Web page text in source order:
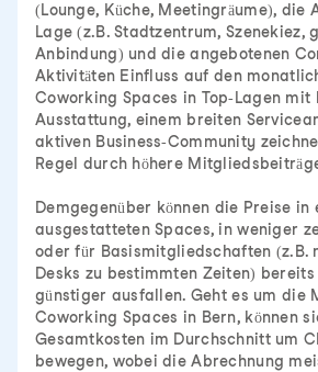
(Lounge, Küche, Meetingräume), die
Lage (z.B. Stadtzentrum, Szenekiez,
Anbindung) und die angebotenen
Aktivitäten Einfluss auf den
Coworking Spaces in Top-Lagen mit
Ausstattung, einem breiten
aktiven Business-Community
Regel durch höhere
Demgegenüber können die Preise in
ausgestatteten Spaces, in weniger
oder für Basismitgliedschaften (z.B.
Desks zu bestimmten Zeiten) bereits
günstiger ausfallen. Geht es um die
Coworking Spaces in Bern, können
Gesamtkosten im Durchschnitt um
bewegen, wobei die Abrechnung